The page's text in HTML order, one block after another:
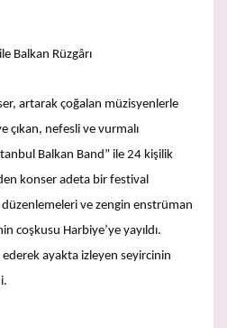
Balkan Rüzgârı
artarak çoğalan müzisyenlerle
çıkan, nefesli ve vurmalı
Balkan Band” ile 24 kişilik
konser adeta bir festival
düzenlemeleri ve zengin enstrüman
coşkusu Harbiye’ye yayıldı.
ayakta izleyen seyircinin